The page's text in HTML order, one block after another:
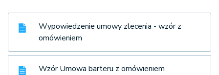
Wypowiedzenie umowy zlecenia - wzór z
omówieniem
Wzór Umowa barteru z omówieniem